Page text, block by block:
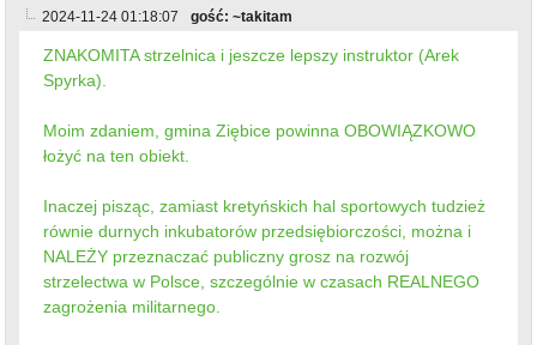
2024-11-24 01:18:07 gość: ~takitam
ZNAKOMITA strzelnica i jeszcze lepszy instruktor (Arek
Spyrka).
Moim zdaniem, gmina Ziębice powinna OBOWIĄZKOWO
łożyć na ten obiekt.
Inaczej pisząc, zamiast kretyńskich hal sportowych tudzież
równie durnych inkubatorów przedsiębiorczości, można i
NALEŻY przeznaczać publiczny grosz na rozwój
strzelectwa w Polsce, szczególnie w czasach REALNEGO
zagrożenia militarnego.